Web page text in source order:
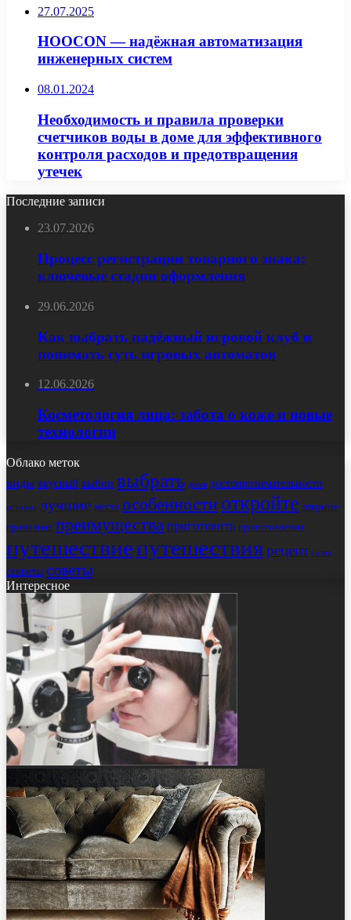
27.07.2025
HOOCON — надёжная автоматизация
инженерных систем
08.01.2024
Необходимость и правила проверки
счетчиков воды в доме для эффективного
контроля расходов и предотвращения
утечек
Последние записи
23.07.2026
Процесс регистрации товарного знака:
ключевые стадии оформления
29.06.2026
Как выбрать надёжный игровой клуб и
понимать суть игровых автоматов
12.06.2026
Косметология лица: забота о коже и новые
технологии
Облако меток
виды вкусный выбор выбрать дома достопримечательности
история лучшие места особенности откройте открытие
правильно преимущества приготовить приготовления
путешествиепутешествиярецепт салат
секреты советы
Интересное